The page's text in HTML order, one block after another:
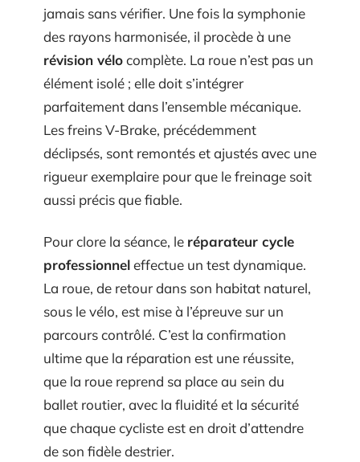
jamais sans vérifier. Une fois la symphonie
des rayons harmonisée, il procède à une
révision vélocomplète. La roue n’est pas un
élément isolé ; elle doit s’intégrer
parfaitement dans l’ensemble mécanique.
Les freins V-Brake, précédemment
déclipsés, sont remontés et ajustés avec une
rigueur exemplaire pour que le freinage soit
aussi précis que fiable.
Pour clore la séance, le réparateur cycle
professionneleffectue un test dynamique.
La roue, de retour dans son habitat naturel,
sous le vélo, est mise à l’épreuve sur un
parcours contrôlé. C’est la confirmation
ultime que la réparation est une réussite,
que la roue reprend sa place au sein du
ballet routier, avec la fluidité et la sécurité
que chaque cycliste est en droit d’attendre
de son fidèle destrier.